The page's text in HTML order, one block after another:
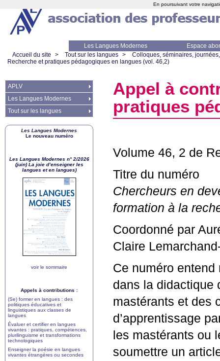
Les Langues Modernes
Espace
Accueil du site
> Tout sur les langues >
Colloques, séminaires,
Recherche et pratiques pédagogiques en langues (vol. 46,2)
Appel à
pratiques
Volume 46, 2 de
Titre du numéro
Chercheurs en
formation à la
Coordonné par
Claire
Ce numéro
dans la didactique
mastérants et des
d’apprentissage
les mastérants ou
soumettre un
APLV
Les Langues Modernes
Tout sur les langues
Les Langues Modernes
Le nouveau numéro
Les Langues Modernes n° 2/2026
(juin) La joie d’enseigner les
langues et en langues)
voir le sommaire
Appels à contributions :
(Se) former en langues : des
politiques éducatives et
linguistiques aux classes de
langues
Évaluer et certifier en langues
vivantes : pratiques, compétences,
plurilinguisme et transformations
technologiques
Enseigner la poésie en langues
vivantes étrangères ou secondes
En poursuivant votre